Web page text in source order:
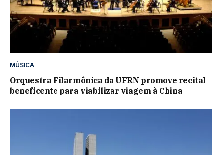
MÚSICA
Orquestra Filarmônica da UFRN promove recital
beneficente para viabilizar viagem à China